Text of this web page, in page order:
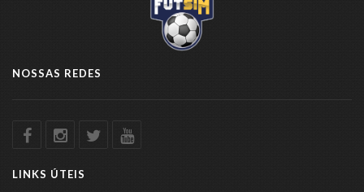
NOSSAS REDES
LINKS ÚTEIS